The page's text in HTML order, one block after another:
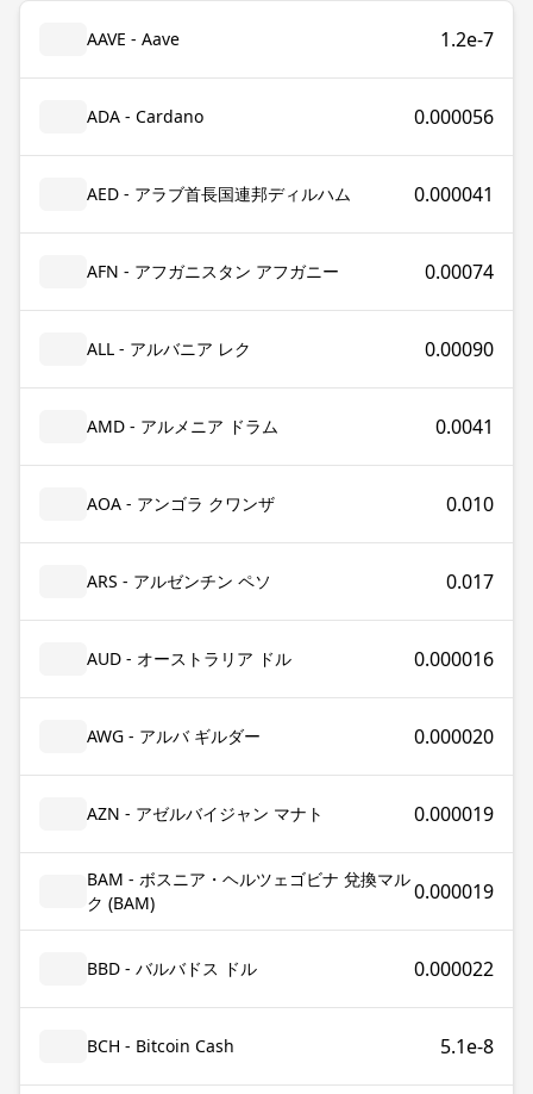
AAVE - Aave 1.2e-7
ADA - Cardano 0.000056
AED - アラブ首長国連邦ディルハム 0.000041
AFN - アフガニスタン アフガニー 0.00074
ALL - アルバニア レク 0.00090
AMD - アルメニア ドラム 0.0041
AOA - アンゴラ クワンザ 0.010
ARS - アルゼンチン ペソ 0.017
AUD - オーストラリア ドル 0.000016
AWG - アルバ ギルダー 0.000020
AZN - アゼルバイジャン マナト 0.000019
BAM - ボスニア・ヘルツェゴビナ 兌換マル
ク (BAM)
0.000019
BBD - バルバドス ドル 0.000022
BCH - Bitcoin Cash 5.1e-8